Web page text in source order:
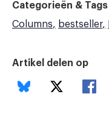
Categorieën & Tags
Columns
bestseller
Artikel delen op